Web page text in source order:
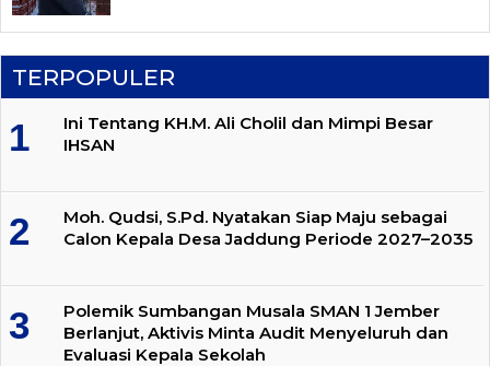
TERPOPULER
Ini Tentang KH.M. Ali Cholil dan Mimpi Besar
IHSAN
Moh. Qudsi, S.Pd. Nyatakan Siap Maju sebagai
Calon Kepala Desa Jaddung Periode 2027–2035
Polemik Sumbangan Musala SMAN 1 Jember
Berlanjut, Aktivis Minta Audit Menyeluruh dan
Evaluasi Kepala Sekolah